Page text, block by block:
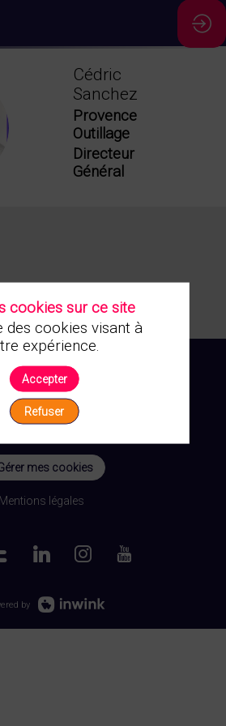
Cédric
Sanchez
Provence
Outillage
Directeur
Général
mes cookies
Mentions légales
by
cookies sur ce site
des cookies visant à
expérience.
Accepter
Refuser